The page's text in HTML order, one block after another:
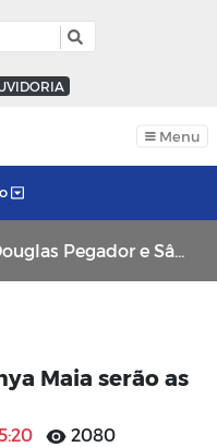
Menu
Pegador e Sâmya Maia serão as atrações para o dia 07
Maia serão as
2080